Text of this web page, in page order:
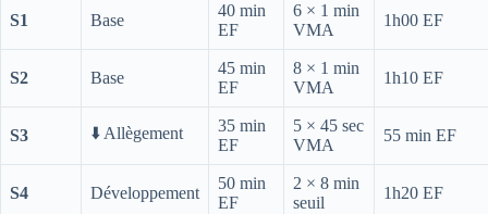
S1 Base
40 min
EF
6 × 1 min
VMA
1h00 EF
S2 Base
45 min
EF
8 × 1 min
VMA
1h10 EF
S3 ⬇️ Allègement
35 min
EF
5 × 45 sec
VMA
55 min EF
S4 Développement
50 min
EF
2 × 8 min
seuil
1h20 EF